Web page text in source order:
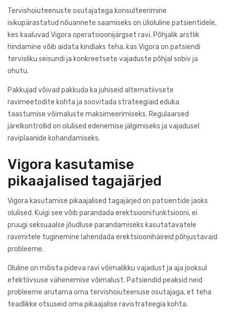
Tervishoiuteenuste osutajatega konsulteerimine
isikupärastatud nõuannete saamiseks on ülioluline patsientidele,
kes kaaluvad Vigora operatsioonijärgset ravi. Põhjalik arstlik
hindamine võib aidata kindlaks teha, kas Vigora on patsiendi
tervisliku seisundi ja konkreetsete vajaduste põhjal sobiv ja
ohutu.
Pakkujad võivad pakkuda ka juhiseid alternatiivsete
ravimeetodite kohta ja soovitada strateegiaid eduka
taastumise võimaluste maksimeerimiseks. Regulaarsed
järelkontrollid on olulised edenemise jälgimiseks ja vajadusel
raviplaanide kohandamiseks.
Vigora kasutamise
pikaajalised tagajärjed
Vigora kasutamise pikaajalised tagajärjed on patsientide jaoks
olulised. Kuigi see võib parandada erektsioonifunktsiooni, ei
pruugi seksuaalse jõudluse parandamiseks kasutatavatele
ravimitele tuginemine lahendada erektsioonihäireid põhjustavaid
probleeme.
Oluline on mõista pideva ravi võimalikku vajadust ja aja jooksul
efektiivsuse vähenemise võimalust. Patsiendid peaksid neid
probleeme arutama oma tervishoiuteenuse osutajaga, et teha
teadlikke otsuseid oma pikaajalise ravistrateegia kohta.